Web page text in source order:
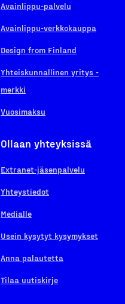
Avainlippu-palvelu
Avainlippu-verkkokauppa
Design from Finland
Yhteiskunnallinen yritys -
merkki
Vuosimaksu
Ollaan yhteyksissä
Extranet-jäsenpalvelu
Yhteystiedot
Medialle
Usein kysytyt kysymykset
Anna palautetta
Tilaa uutiskirje